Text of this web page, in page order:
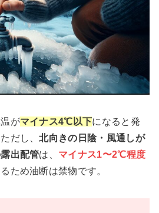
がマイナス4℃以下になると発
だし、北向きの日陰・風通しが
出配管は、 マイナス1〜2℃程度
ため油断は禁物です。